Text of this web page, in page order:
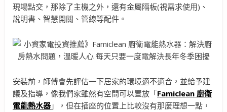
現場點交，那除了主機之外，還有金屬隔板(視需求使用)、
說明書、智慧開關、管線等配件。
安裝前，師傅會先評估一下居家的環境適不適合，並給予建
議及指導，像我們家雖然有空間可以置放「Famiclean 廚衛
電能熱水器 」，但在插座的位置上比較沒有那麼理想一點，